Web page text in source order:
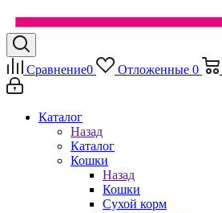
Сравнение0 Отложенные 0
Каталог
Назад
Каталог
Кошки
Назад
Кошки
Сухой корм